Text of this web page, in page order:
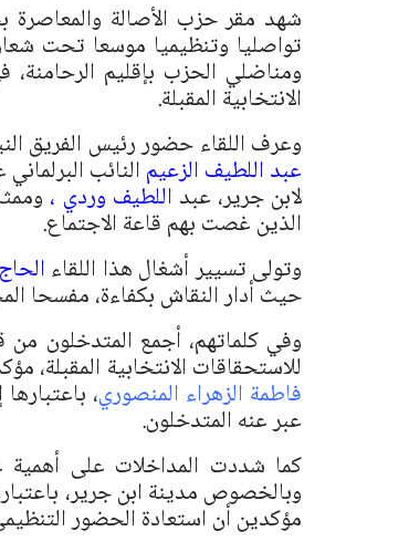
تواصليا وتنظيميا موسعا تحت
ومناضلي الحزب بإقليم
الانتخابية المقبلة.
وعرف اللقاء حضور رئيس الفريق
عبد اللطيف الزعيم النائب
لابن جرير، عبد اللطيف وردي ،
الذين غصت بهم قاعة الاجتماع.
وتولى تسيير أشغال هذا اللقاء
حيث أدار النقاش بكفاءة، مفسحا
وفي كلماتهم، أجمع المتدخلون
للاستحقاقات الانتخابية المقبلة،
فاطمة الزهراء المنصوري،
عبر عنه المتدخلون.
كما شددت المداخلات على أهمية
وبالخصوص مدينة ابن جرير،
مؤكدين أن استعادة الحضور